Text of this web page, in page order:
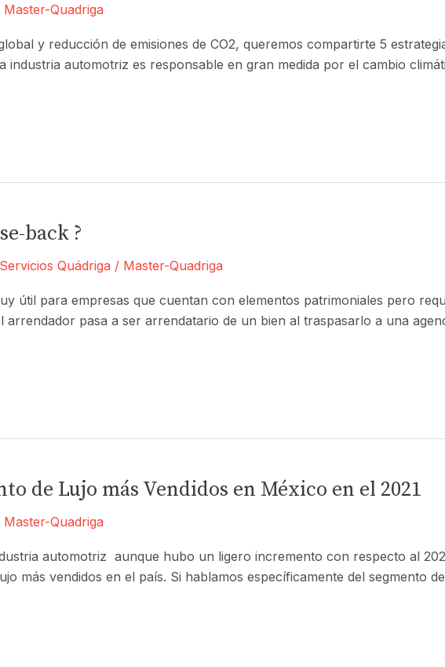
Master-Quadriga
y reducción de emisiones de CO2, queremos compartirte 5
industria automotriz es responsable en gran medida por el cambio
back ?
Servicios Quádriga / Master-Quadriga
útil para empresas que cuentan con elementos patrimoniales pero
pasa a ser arrendatario de un bien al traspasarlo a una
de Lujo más Vendidos en México en el 2021
Master-Quadriga
automotriz aunque hubo un ligero incremento con respecto al
más vendidos en el país. Si hablamos específicamente del segmento